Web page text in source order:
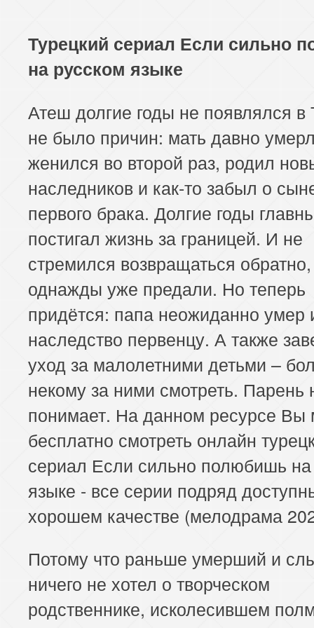
Турецкий сериал Если сильно
на русском языке
Атеш долгие годы не появлялся в
не было причин: мать давно
женился во второй раз, родил
наследников и как-то забыл о
первого брака. Долгие годы
постигал жизнь за границей. И не
стремился возвращаться
однажды уже предали. Но теперь
придётся: папа неожиданно умер
наследство первенцу. А также
уход за малолетними детьми –
некому за ними смотреть. Парень
понимает. На данном ресурсе Вы
бесплатно смотреть онлайн
сериал Если сильно полюбишь
языке - все серии подряд
хорошем качестве (мелодрама
Потому что раньше умерший и
ничего не хотел о творческом
родственнике, исколесившем